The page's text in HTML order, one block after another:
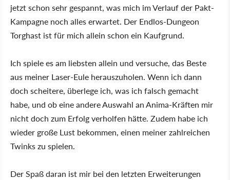
jetzt schon sehr gespannt, was mich im Verlauf der Pakt-
Kampagne noch alles erwartet. Der Endlos-Dungeon
Torghast ist für mich allein schon ein Kaufgrund.
Ich spiele es am liebsten allein und versuche, das Beste
aus meiner Laser-Eule herauszuholen. Wenn ich dann
doch scheitere, überlege ich, was ich falsch gemacht
habe, und ob eine andere Auswahl an Anima-Kräften mir
nicht doch zum Erfolg verholfen hätte. Zudem habe ich
wieder große Lust bekommen, einen meiner zahlreichen
Twinks zu spielen.
Der Spaß daran ist mir bei den letzten Erweiterungen